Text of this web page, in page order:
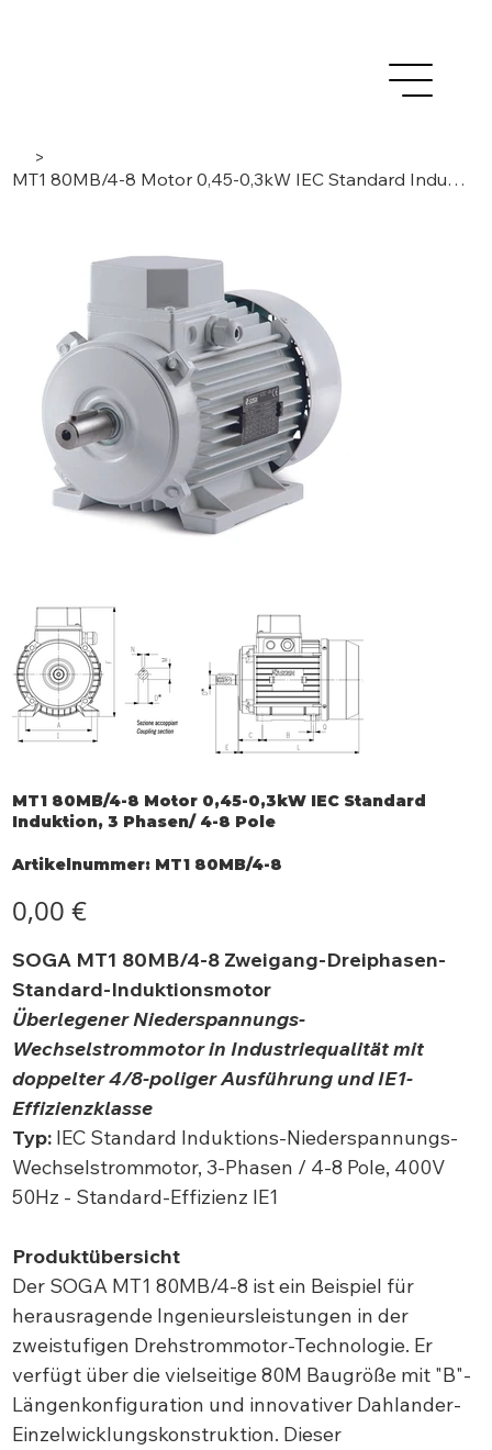
>
MT1 80MB/4-8 Motor 0,45-0,3kW IEC Standard Induktion, 3 Phasen/ 4-8 Pole
MT1 80MB/4-8 Motor 0,45-0,3kW IEC Standard
Induktion, 3 Phasen/ 4-8 Pole
Artikelnummer: Artikelnummer:
MT1
MT1 80MB/4-8
0,00 €
SOGA MT1 80MB/4-8 Zweigang-Dreiphasen-
Standard-Induktionsmotor
Überlegener Niederspannungs-
Wechselstrommotor in Industriequalität mit
doppelter 4/8-poliger Ausführung und IE1-
Effizienzklasse
Typ: IEC Standard Induktions-Niederspannungs-
Wechselstrommotor, 3-Phasen / 4-8 Pole, 400V
50Hz - Standard-Effizienz IE1
Produktübersicht
Der SOGA MT1 80MB/4-8 ist ein Beispiel für
herausragende Ingenieursleistungen in der
zweistufigen Drehstrommotor-Technologie. Er
verfügt über die vielseitige 80M Baugröße mit "B"-
Längenkonfiguration und innovativer Dahlander-
Einzelwicklungskonstruktion. Dieser